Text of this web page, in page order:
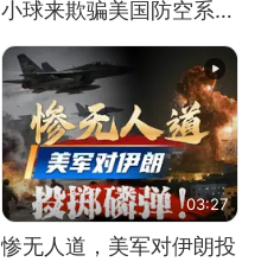
小球来欺骗美国防空系统
的
03:27
惨无人道，美军对伊朗投